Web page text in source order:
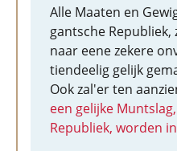
Alle Maaten en
gantsche
naar eene zekere
tiendeelig gelijk
Ook zal'er ten
een gelijke
Republiek, worden